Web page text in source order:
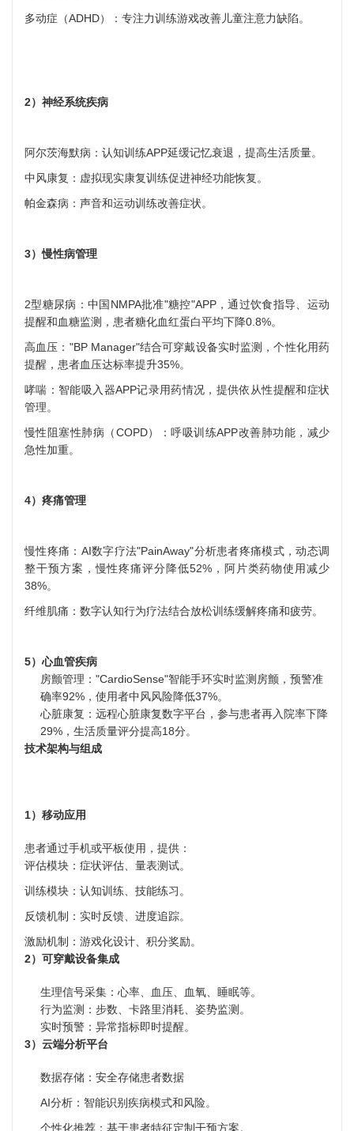
多动症（ADHD）：专注力训练游戏改善儿童注意力缺陷。
2）神经系统疾病
阿尔茨海默病：认知训练APP延缓记忆衰退，提高生活质量。
中风康复：虚拟现实康复训练促进神经功能恢复。
帕金森病：声音和运动训练改善症状。
3）慢性病管理
2型糖尿病：中国NMPA批准"糖控"APP，通过饮食指导、运动
提醒和血糖监测，患者糖化血红蛋白平均下降0.8%。
高血压："BP Manager"结合可穿戴设备实时监测，个性化用药
提醒，患者血压达标率提升35%。
哮喘：智能吸入器APP记录用药情况，提供依从性提醒和症状
管理。
慢性阻塞性肺病（COPD）：呼吸训练APP改善肺功能，减少
急性加重。
4）疼痛管理
慢性疼痛：AI数字疗法"PainAway"分析患者疼痛模式，动态调
整干预方案，慢性疼痛评分降低52%， 阿片类药物使用减少
38%。
纤维肌痛：数字认知行为疗法结合放松训练缓解疼痛和疲劳。
5）心血管疾病
房颤管理："CardioSense"智能手环实时监测房颤，预警准
确率92%，使用者中风风险降低37%。
心脏康复：远程心脏康复数字平台，参与患者再入院率下降
29%，生活质量评分提高18分。
技术架构与组成
1）移动应用
患者通过手机或平板使用，提供：
评估模块：症状评估、量表测试。
训练模块：认知训练、技能练习。
反馈机制：实时反馈、进度追踪。
激励机制：游戏化设计、积分奖励。
2）可穿戴设备集成
生理信号采集：心率、血压、血氧、睡眠等。
行为监测：步数、卡路里消耗、姿势监测。
实时预警：异常指标即时提醒。
3）云端分析平台
数据存储：安全存储患者数据
AI分析：智能识别疾病模式和风险。
个性化推荐：基于患者特征定制干预方案。